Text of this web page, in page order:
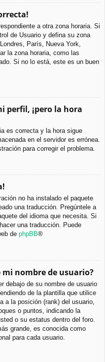
a otra zona horaria. Si
de Usuario y defina su zona
París, Nueva York,
la zona horaria, como las
Si no lo está, este es un buen
perfil, ¡pero la hora
es correcta y la hora sigue
en el servidor es errónea.
para corregir el problema.
no ha instalado el paquete
una traducción. Pregúntele a
del idioma que necesita. Si
una traducción. Puede
de phpBB®
mi nombre de usuario?
debajo de su nombre de usuario
de la plantilla que utilice
a la posición (rank) del usuario,
o puntos, indicando la
o su estatus dentro del foro.
grande, es conocida como
para cada usuario.